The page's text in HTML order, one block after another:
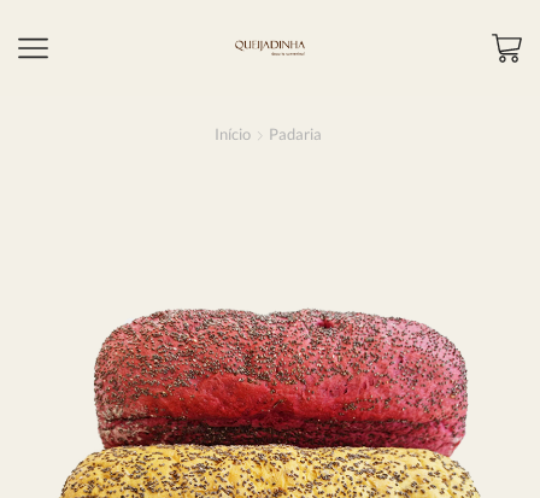
Início Padaria